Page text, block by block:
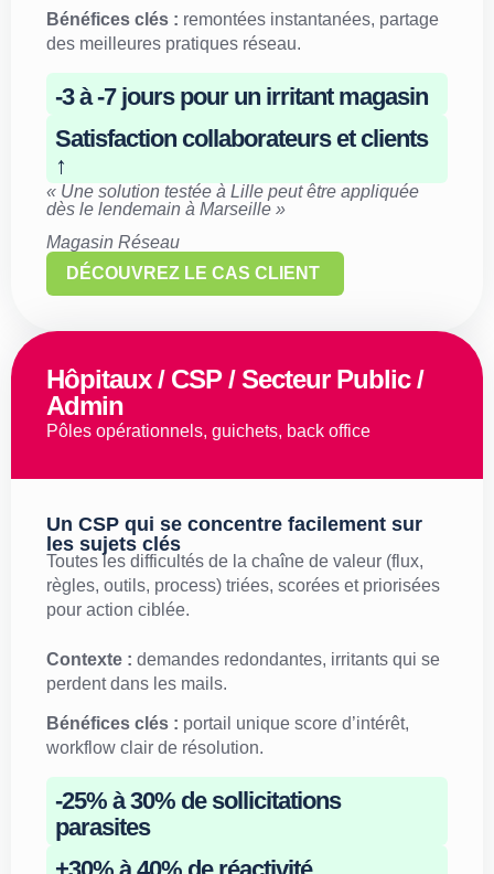
Bénéfices clés : remontées instantanées, partage
des meilleures pratiques réseau.
-3 à -7 jours pour un irritant magasin
Satisfaction collaborateurs et clients
↑
« Une solution testée à Lille peut être appliquée
dès le lendemain à Marseille »
Magasin Réseau
DÉCOUVREZ LE CAS CLIENT
Hôpitaux / CSP / Secteur Public /
Admin
Pôles opérationnels, guichets, back office
Un CSP qui se concentre facilement sur
les sujets clés
Toutes les difficultés de la chaîne de valeur (flux,
règles, outils, process) triées, scorées et priorisées
pour action ciblée.
Contexte : demandes redondantes, irritants qui se
perdent dans les mails.
Bénéfices clés : portail unique score d’intérêt,
workflow clair de résolution.
-25% à 30% de sollicitations
parasites